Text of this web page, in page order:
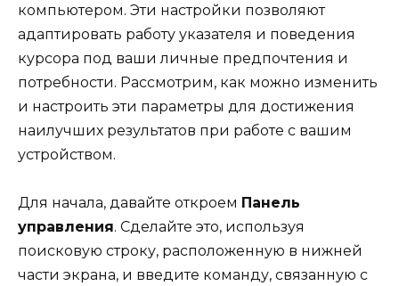
компьютером. Эти настройки позволяют
адаптировать работу указателя и поведения
курсора под ваши личные предпочтения и
потребности. Рассмотрим, как можно изменить
и настроить эти параметры для достижения
наилучших результатов при работе с вашим
устройством.
Для начала, давайте откроем Панель
управления. Сделайте это, используя
поисковую строку, расположенную в нижней
части экрана, и введите команду, связанную с